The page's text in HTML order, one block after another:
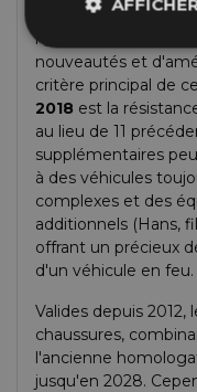
Nouvelle arrivée
norme
nouveautés et
critère principal de
2018 est la
au lieu de 11
supplémentaires
à des véhicules
complexes et des
additionnels (Hans,
offrant un précieux
d'un véhicule en feu.
Valides depuis
chaussures,
l'ancienne
jusqu'en 2028.